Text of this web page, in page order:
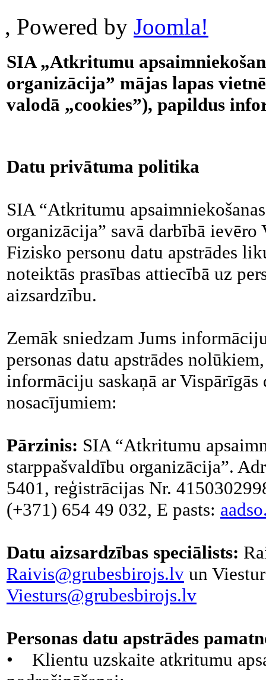
, Powered by Joomla!
SIA „Atkritumu
organizācija” mājas lapas
valodā „cookies”), papildus
Datu privātuma politika
SIA “Atkritumu
organizācija” savā darbībā ievēro
Fizisko personu datu apstrādes
noteiktās prasības attiecībā uz
aizsardzību.
Zemāk sniedzam Jums
personas datu apstrādes
informāciju saskaņā ar
nosacījumiem:
Pārzinis: SIA “Atkritumu
starppašvaldību organizācija”.
5401, reģistrācijas Nr.
(+371) 654 49 032, E pasts:
Datu aizsardzības speciālists:
Raivis@grubesbirojs.lv un
Viesturs@grubesbirojs.lv
Personas datu apstrādes
• Klientu uzskaite atkritumu